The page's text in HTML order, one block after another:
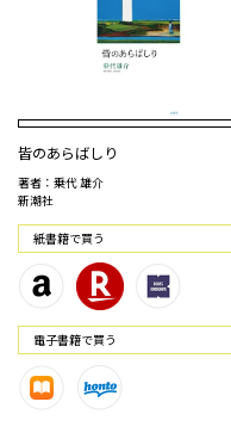
皆のあらばしり
著者：乗代 雄介
新潮社
紙書籍で買う
電⼦書籍で買う